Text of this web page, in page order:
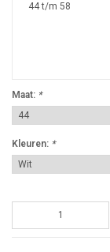
44 t/m 58
Maat: *
Kleuren: *